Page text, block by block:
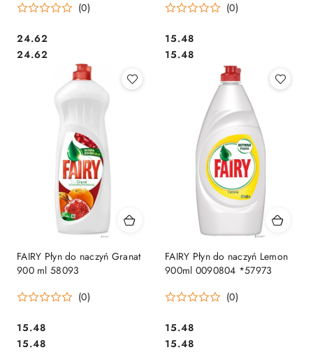
(0)
Cena:
24.62
Cena:
24.62
(0)
Cena:
15.48
Cena:
15.48
FAIRY Płyn do naczyń Granat
900 ml 58093
(0)
Cena:
15.48
Cena:
15.48
FAIRY Płyn do naczyń Lemon
900ml 0090804 *57973
(0)
Cena:
15.48
Cena:
15.48